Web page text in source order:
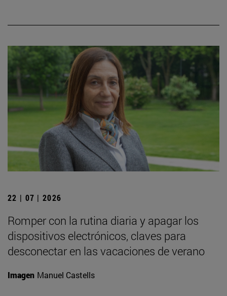
22 | 07 | 2026
Romper con la rutina diaria y apagar los
dispositivos electrónicos, claves para
desconectar en las vacaciones de verano
Imagen Manuel Castells